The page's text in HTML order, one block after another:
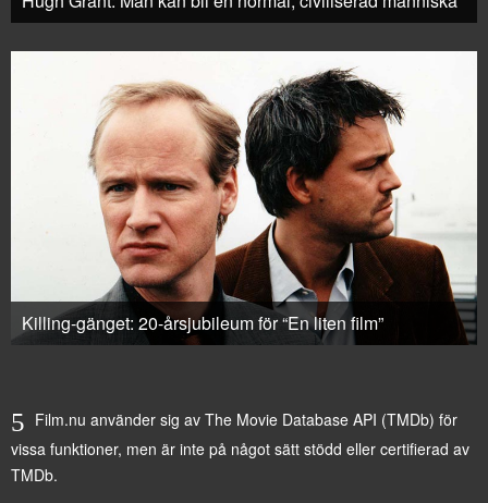
Killing-gänget: 20-årsjubileum för “En liten film”
Film.nu använder sig av The Movie Database API (TMDb) för
vissa funktioner, men är inte på något sätt stödd eller certifierad av
TMDb.